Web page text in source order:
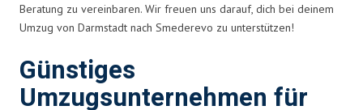
Beratung zu vereinbaren. Wir freuen uns darauf, dich bei deinem
Umzug von Darmstadt nach Smederevo zu unterstützen!
Günstiges
Umzugsunternehmen für